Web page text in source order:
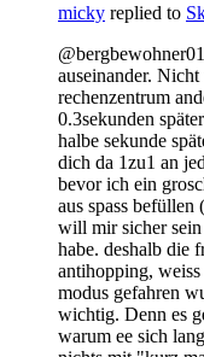
micky replied to
auseinander.
rechenzentrum
0.3sekunden
halbe sekunde
dich da 1zu1 an
bevor ich ein
aus spass
will mir sicher sein
habe. deshalb die
antihopping,
modus gefahren
wichtig. Denn es
warum ee sich